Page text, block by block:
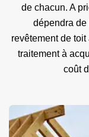
de chacun. A
dépendra de
revêtement de
traitement à
coût